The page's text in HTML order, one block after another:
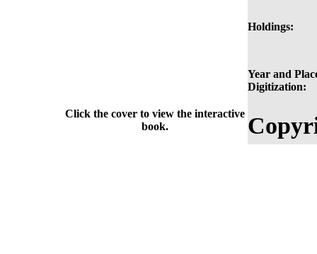
Holdings:
Year and
Digitization:
Click the cover to view the interactive
book.